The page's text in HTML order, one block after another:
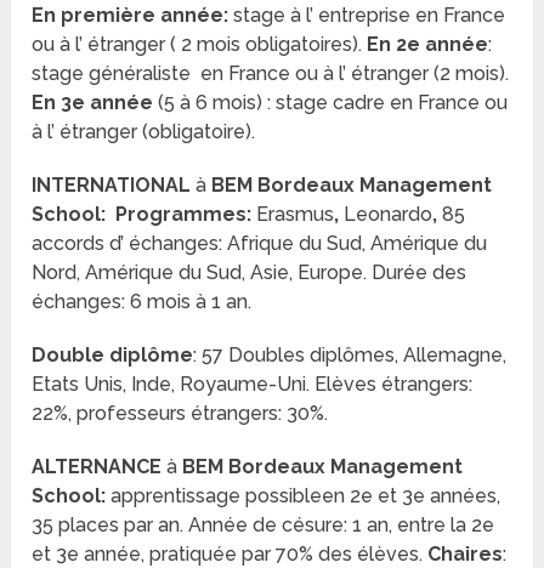
En première année: stage à l’ entreprise en France
ou à l’ étranger ( 2 mois obligatoires). En 2e année:
stage généraliste en France ou à l’ étranger (2 mois).
En 3e année (5 à 6 mois) : stage cadre en France ou
à l’ étranger (obligatoire).
INTERNATIONAL à BEM Bordeaux Management
School: Programmes: Erasmus, Leonardo,85
accords d’ échanges: Afrique du Sud, Amérique du
Nord, Amérique du Sud, Asie, Europe. Durée des
échanges: 6 mois à 1 an.
Double diplôme: 57 Doubles diplômes, Allemagne,
Etats Unis, Inde, Royaume-Uni. Elèves étrangers:
22%, professeurs étrangers: 30%.
ALTERNANCEà BEM Bordeaux Management
School:apprentissage possibleen 2e et 3e années,
35 places par an. Année de césure: 1 an, entre la 2e
et 3e année, pratiquée par 70% des élèves. Chaires: